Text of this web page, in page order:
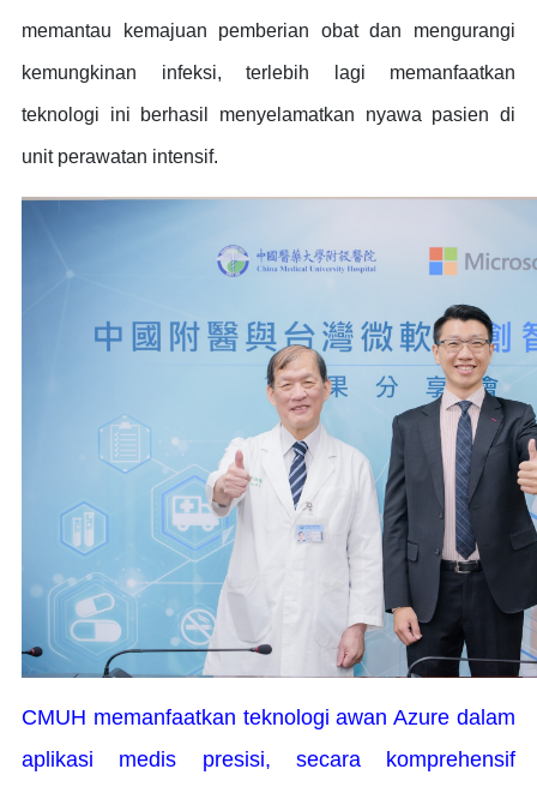
memantau kemajuan pemberian obat dan mengurangi
kemungkinan infeksi, terlebih lagi memanfaatkan
teknologi ini berhasil menyelamatkan nyawa pasien di
unit perawatan intensif.
CMUH memanfaatkan teknologi awan Azure dalam
aplikasi medis presisi, secara komprehensif